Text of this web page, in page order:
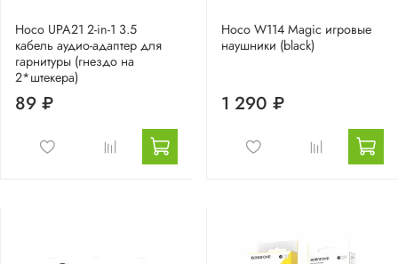
Hoco UPA21 2-in-1 3.5
кабель аудио-адаптер для
гарнитуры (гнездо на
2*штекера)
89 ₽
Hoco W114 Magic игровые
наушники (black)
1 290 ₽